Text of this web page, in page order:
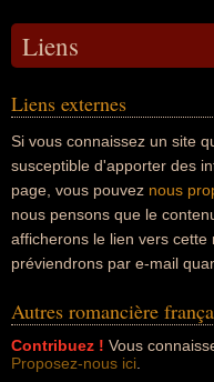
Liens
Liens externes
Si vous connaissez un site
susceptible d'apporter des
page, vous pouvez nous
nous pensons que le
afficherons le lien vers
préviendrons par e-mail
Autres romancière
Contribuez ! Vous
Proposez-nous ici